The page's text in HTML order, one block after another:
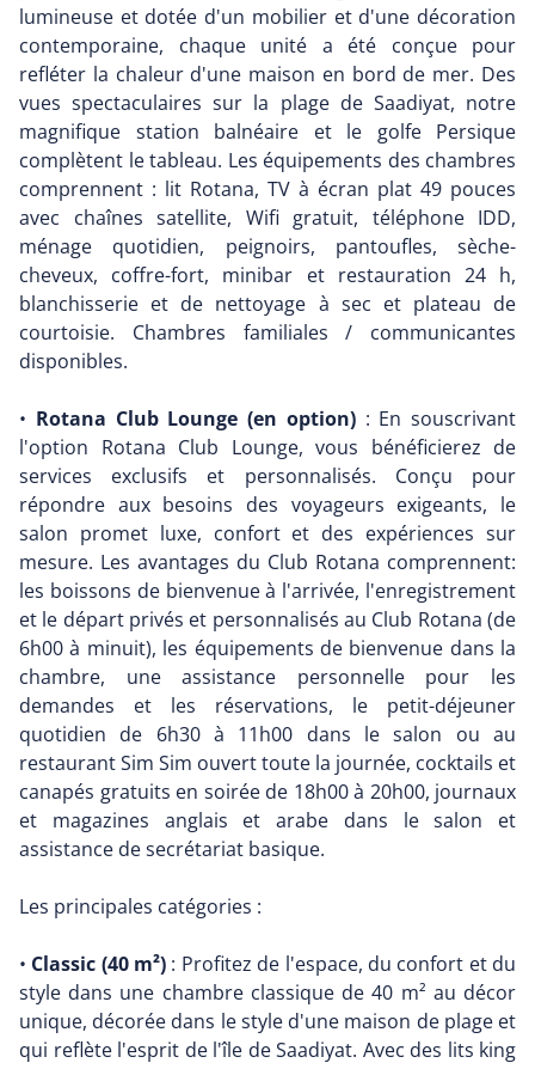
lumineuse et dotée d'un mobilier et d'une décoration
contemporaine, chaque unité a été conçue pour
refléter la chaleur d'une maison en bord de mer. Des
vues spectaculaires sur la plage de Saadiyat, notre
magnifique station balnéaire et le golfe Persique
complètent le tableau. Les équipements des chambres
comprennent : lit Rotana, TV à écran plat 49 pouces
avec chaînes satellite, Wifi gratuit, téléphone IDD,
ménage quotidien, peignoirs, pantoufles, sèche-
cheveux, coffre-fort, minibar et restauration 24 h,
blanchisserie et de nettoyage à sec et plateau de
courtoisie. Chambres familiales / communicantes
disponibles.
• Rotana Club Lounge (en option): En souscrivant
l'option Rotana Club Lounge, vous bénéficierez de
services exclusifs et personnalisés. Conçu pour
répondre aux besoins des voyageurs exigeants, le
salon promet luxe, confort et des expériences sur
mesure. Les avantages du Club Rotana comprennent:
les boissons de bienvenue à l'arrivée, l'enregistrement
et le départ privés et personnalisés au Club Rotana (de
6h00 à minuit), les équipements de bienvenue dans la
chambre, une assistance personnelle pour les
demandes et les réservations, le petit-déjeuner
quotidien de 6h30 à 11h00 dans le salon ou au
restaurant Sim Sim ouvert toute la journée, cocktails et
canapés gratuits en soirée de 18h00 à 20h00, journaux
et magazines anglais et arabe dans le salon et
assistance de secrétariat basique.
Les principales catégories :
• Classic (40 m²) : Profitez de l'espace, du confort et du
style dans une chambre classique de 40 m² au décor
unique, décorée dans le style d'une maison de plage et
qui reflète l'esprit de l'île de Saadiyat. Avec des lits king